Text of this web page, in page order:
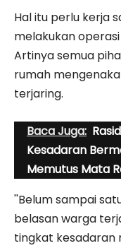
Hal itu perlu kerja
melakukan
Artinya semua
rumah
terjaring.
Baca Juga:
Kesadaran
Memutus Mata
''Belum sampai
belasan warga
tingkat kesadaran